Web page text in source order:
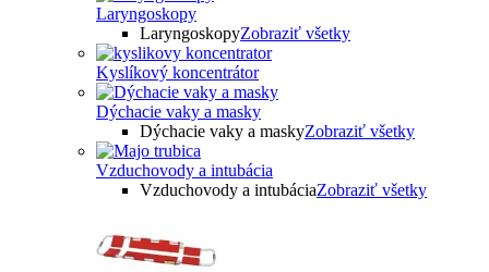
Laryngoskopy
LaryngoskopyZobraziť všetky
Kyslíkový koncentrátor
Dýchacie vaky a masky
Dýchacie vaky a maskyZobraziť všetky
Vzduchovody a intubácia
Vzduchovody a intubáciaZobraziť všetky